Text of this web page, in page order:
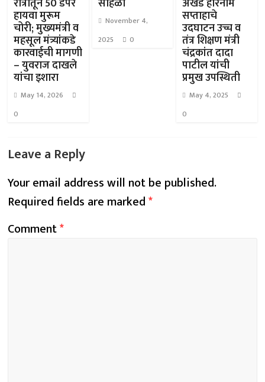
रात्रीतून 50 डंपर
हायवा मुरूम
चोरी; मुख्यमंत्री व
महसूल मंत्र्यांकडे
कारवाईची मागणी
– युवराज दाखले
यांचा इशारा
May 14, 2026
0
सोहळा
November 4,
2025
0
अखंड हरिनाम
सप्ताहाचे
उदघाटन उच्च व
तंत्र शिक्षण मंत्री
चंद्रकांत दादा
पाटील यांची
प्रमुख उपस्थिती
May 4, 2025
0
Leave a Reply
Your email address will not be published.
Required fields are marked*
Comment*